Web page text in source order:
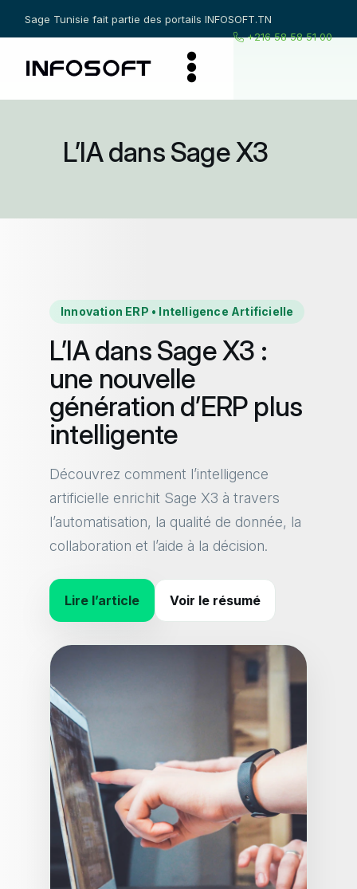
Sage Tunisie fait partie des portails INFOSOFT.TN
+216 58 58 51 00
L’IA dans Sage X3
Innovation ERP • Intelligence Artificielle
L’IA dans Sage X3 :
une nouvelle
génération d’ERP plus
intelligente
Découvrez comment l’intelligence
artificielle enrichit Sage X3 à travers
l’automatisation, la qualité de donnée, la
collaboration et l’aide à la décision.
Lire l’article Voir le résumé